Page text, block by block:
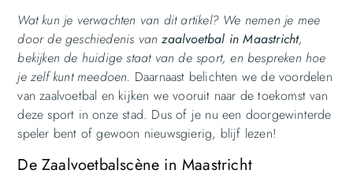
Wat kun je verwachten van dit artikel? We nemen je mee
door de geschiedenis vanzaalvoetbal in Maastricht,
bekijken de huidige staat van de sport, en bespreken hoe
je zelf kunt meedoen. Daarnaast belichten we de voordelen
van zaalvoetbal en kijken we vooruit naar de toekomst van
deze sport in onze stad. Dus of je nu een doorgewinterde
speler bent of gewoon nieuwsgierig, blijf lezen!
De Zaalvoetbalscène in Maastricht